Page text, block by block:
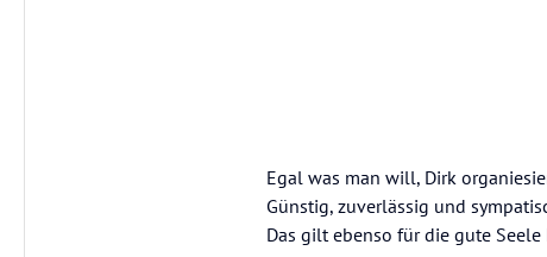
Egal was man will, Dirk
Günstig, zuverlässig und
Das gilt ebenso für die gute Seele